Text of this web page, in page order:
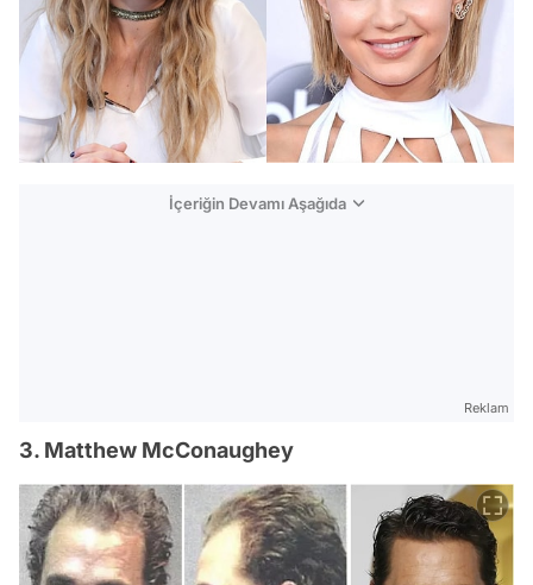
İçeriğin Devamı Aşağıda
Reklam
3. Matthew McConaughey